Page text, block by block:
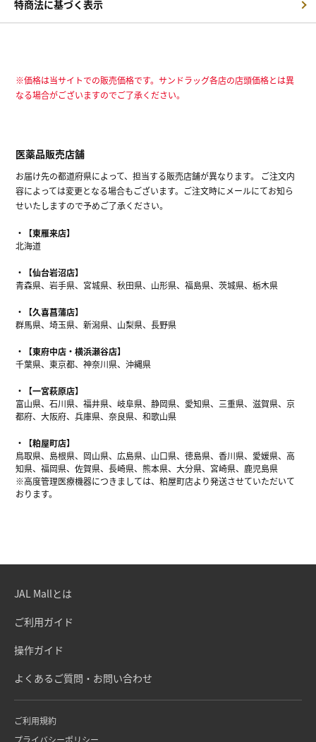
特商法に基づく表示
※価格は当サイトでの販売価格です。サンドラッグ各店の店頭価格とは異
なる場合がございますのでご了承ください。
医薬品販売店舗
お届け先の都道府県によって、担当する販売店舗が異なります。 ご注文内
容によっては変更となる場合もございます。ご注文時にメールにてお知ら
せいたしますので予めご了承ください。
【東雁来店】
北海道
【仙台岩沼店】
青森県、岩手県、宮城県、秋田県、山形県、福島県、茨城県、栃木県
【久喜菖蒲店】
群馬県、埼玉県、新潟県、山梨県、長野県
【東府中店・横浜瀬谷店】
千葉県、東京都、神奈川県、沖縄県
【一宮萩原店】
富山県、石川県、福井県、岐阜県、静岡県、愛知県、三重県、滋賀県、京
都府、大阪府、兵庫県、奈良県、和歌山県
【粕屋町店】
鳥取県、島根県、岡山県、広島県、山口県、徳島県、香川県、愛媛県、高
知県、福岡県、佐賀県、長崎県、熊本県、大分県、宮崎県、鹿児島県
※高度管理医療機器につきましては、粕屋町店より発送させていただいて
おります。
JAL Mallとは
ご利用ガイド
操作ガイド
よくあるご質問・お問い合わせ
ご利用規約
プライバシーポリシー